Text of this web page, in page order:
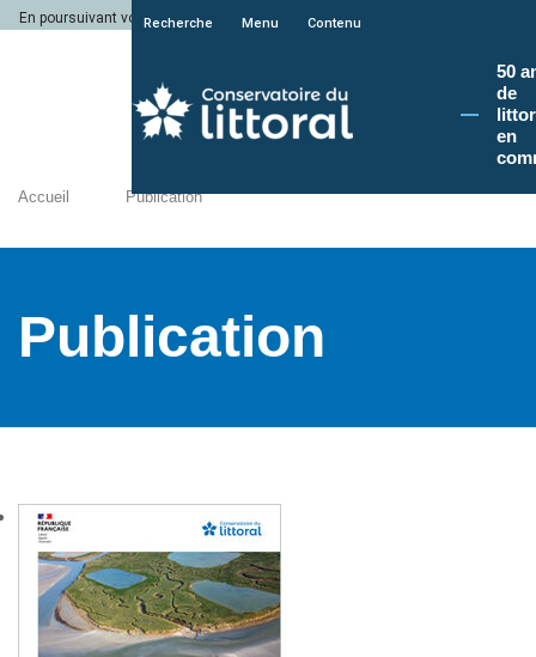
En poursuivant votre navigation sur le site du Conservatoire du littoral, vous
Recherche Menu Contenu
50
de
en
Accueil Publication
Publication